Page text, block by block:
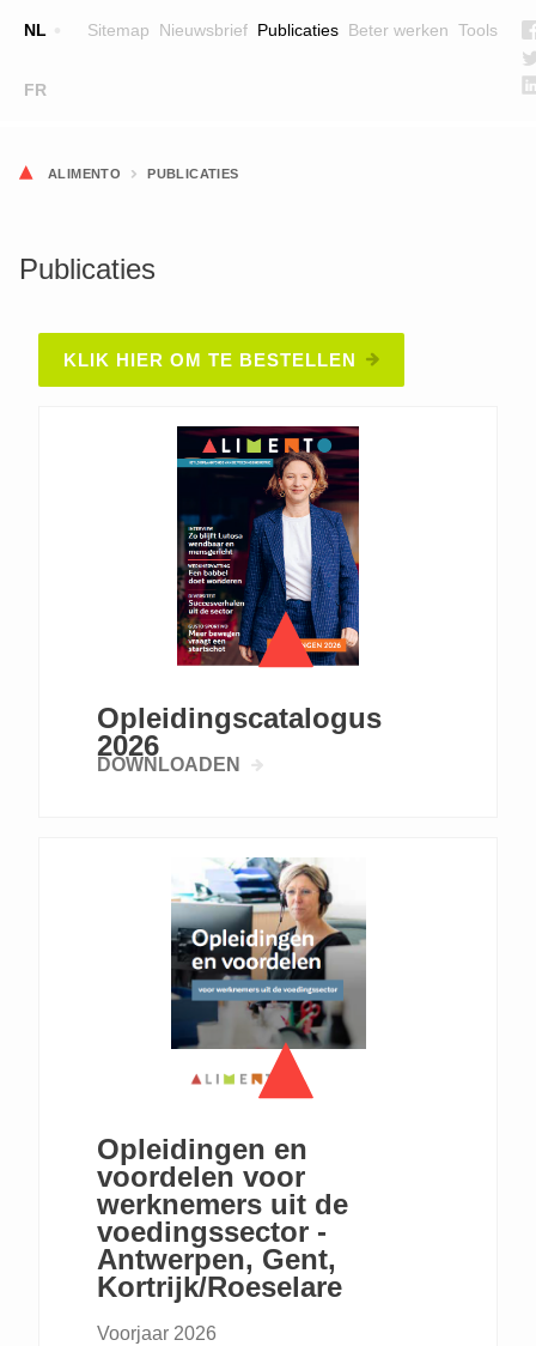
NL
FR
Sitemap Nieuwsbrief Publicaties Beter werken Tools
navigation
Kruimelpad
ALIMENTO PUBLICATIES
Publicaties
KLIK HIER OM TE BESTELLEN
Opleidingscatalogus
2026
DOWNLOADEN
Opleidingen en
voordelen voor
werknemers uit de
voedingssector -
Antwerpen, Gent,
Kortrijk/Roeselare
Voorjaar 2026